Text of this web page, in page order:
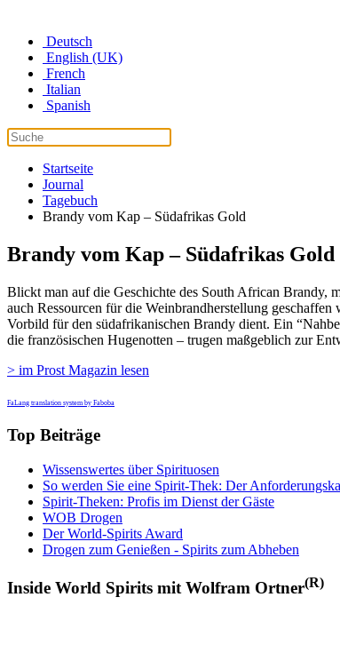
Deutsch
English (UK)
French
Italian
Spanish
Startseite
Journal
Tagebuch
Brandy vom Kap – Südafrikas Gold
Brandy vom Kap – Südafrikas Gold
Blickt man auf die Geschichte des South African Brandy,
auch Ressourcen für die Weinbrandherstellung
Vorbild für den südafrikanischen Brandy dient. Ein
die französischen Hugenotten – trugen maßgeblich zur
> im Prost Magazin lesen
FaLang translation system by Faboba
Top Beiträge
Wissenswertes über Spirituosen
So werden Sie eine Spirit-Thek: Der
Spirit-Theken: Profis im Dienst der Gäste
WOB Drogen
Der World-Spirits Award
Drogen zum Genießen - Spirits zum Abheben
Inside World Spirits mit Wolfram Ortner(R)